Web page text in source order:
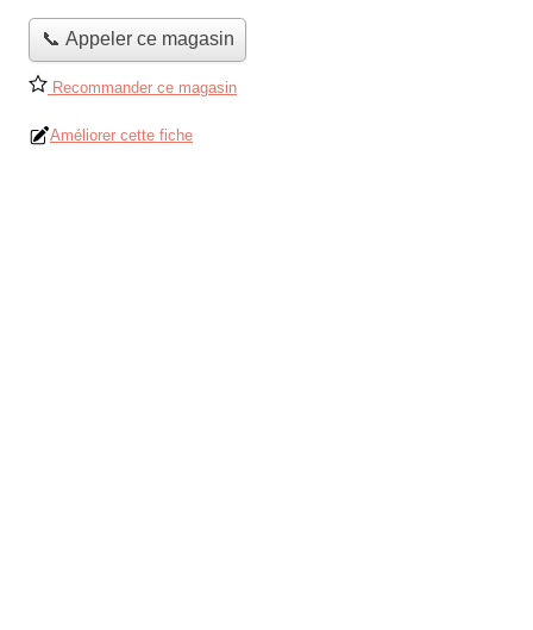
📞 Appeler ce magasin
Recommander ce magasin
Améliorer cette fiche